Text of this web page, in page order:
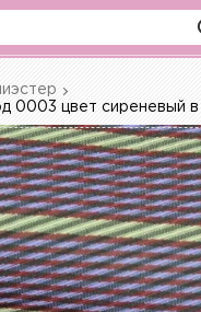
0003 цвет сиреневый в